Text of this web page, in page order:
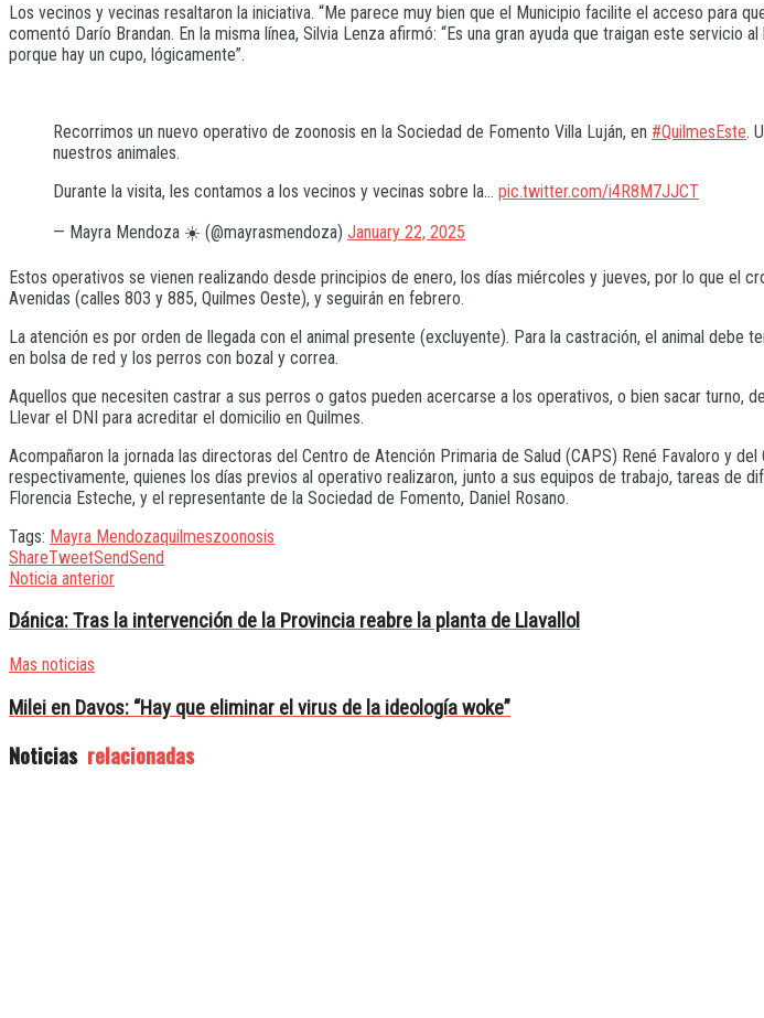
Los vecinos y vecinas resaltaron la iniciativa. “Me parece muy bien que el Municipio facilite el acceso para
comentó Darío Brandan. En la misma línea, Silvia Lenza afirmó: “Es una gran ayuda que traigan este
porque hay un cupo, lógicamente”.
Recorrimos un nuevo operativo de zoonosis en la Sociedad de Fomento Villa Luján, en #QuilmesEste.
nuestros animales.
Durante la visita, les contamos a los vecinos y vecinas sobre la… pic.twitter.com/i4R8M7JJCT
— Mayra Mendoza ☀️ (@mayrasmendoza) January 22, 2025
Estos operativos se vienen realizando desde principios de enero, los días miércoles y jueves, por lo que el
Avenidas (calles 803 y 885, Quilmes Oeste), y seguirán en febrero.
La atención es por orden de llegada con el animal presente (excluyente). Para la castración, el animal debe
en bolsa de red y los perros con bozal y correa.
Aquellos que necesiten castrar a sus perros o gatos pueden acercarse a los operativos, o bien sacar turno,
Llevar el DNI para acreditar el domicilio en Quilmes.
Acompañaron la jornada las directoras del Centro de Atención Primaria de Salud (CAPS) René Favaloro y
respectivamente, quienes los días previos al operativo realizaron, junto a sus equipos de trabajo, tareas de
Florencia Esteche, y el representante de la Sociedad de Fomento, Daniel Rosano.
Tags: Mayra Mendozaquilmeszoonosis
ShareTweetSendSend
Noticia anterior
Dánica: Tras la intervención de la Provincia reabre la planta de Llavallol
Mas noticias
Milei en Davos: “Hay que eliminar el virus de la ideología woke”
Noticias relacionadas